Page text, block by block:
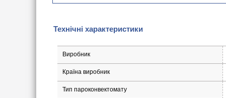
Технічні характеристики
Виробник
Країна виробник
Тип пароконвектомату